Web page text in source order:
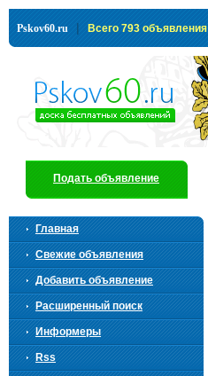
Pskov60.ru | Всего 793 объявления
Подать объявление
Главная
Свежие объявления
Добавить объявление
Расширенный поиск
Информеры
Rss